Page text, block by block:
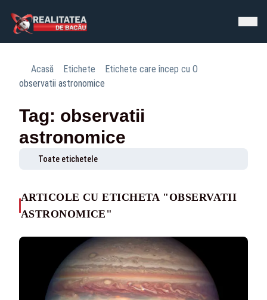
Acasă Etichete
Etichete care încep cu O
observatii astronomice
Tag: observatii
astronomice
Toate etichetele
ARTICOLE CU ETICHETA "OBSERVATII
ASTRONOMICE"